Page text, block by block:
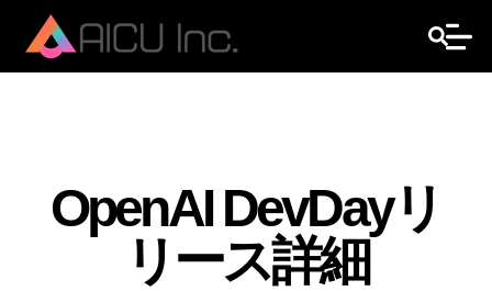
OpenAI DevDayリ
リース詳細